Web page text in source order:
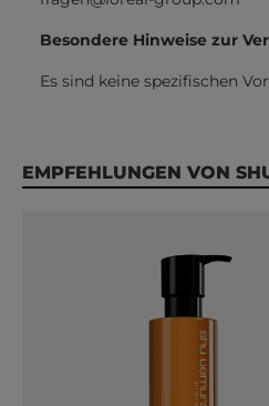
Besondere Hinweise zur
Es sind keine spezifischen
Produktgalerie
EMPFEHLUNGEN VON